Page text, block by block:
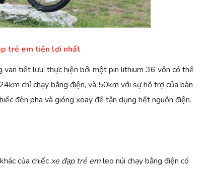
trẻ em tiện lợi nhất
tiết lưu, thực hiện bởi một pin lithium 36 vôn có thể
chỉ chạy bằng điện, và 50km với sự hỗ trợ của bàn
đèn pha và gióng xoay để tận dụng hết nguồn điện.
của chiếc xe đạp trẻ emleo núi chạy bằng điện có